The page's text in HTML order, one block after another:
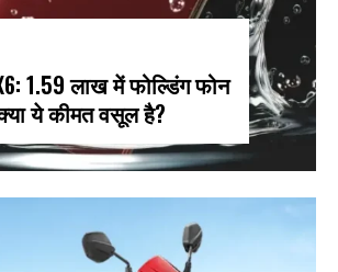
₹1.59 लाख में फोल्डिंग फोन
ये कीमत वसूल है?